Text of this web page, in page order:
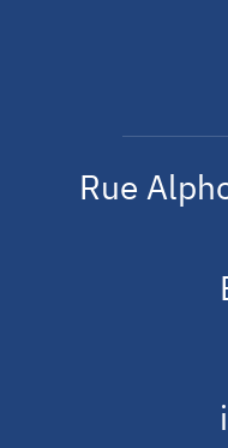
15/4 Rue